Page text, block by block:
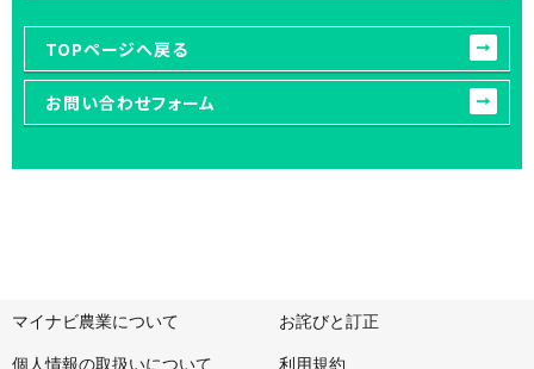
TOPページへ戻る
お問い合わせフォーム
マイナビ農業について お詫びと訂正
個人情報の取扱いについて 利用規約